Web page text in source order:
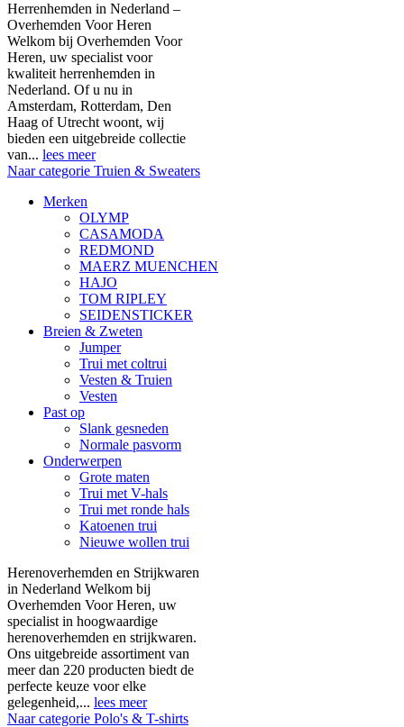
Herrenhemden in Nederland –
Overhemden Voor Heren
Welkom bij Overhemden Voor
Heren, uw specialist voor
kwaliteit herrenhemden in
Nederland. Of u nu in
Amsterdam, Rotterdam, Den
Haag of Utrecht woont, wij
bieden een uitgebreide collectie
van... lees meer
Naar categorie Truien & Sweaters
Merken
OLYMP
CASAMODA
REDMOND
MAERZ MUENCHEN
HAJO
TOM RIPLEY
SEIDENSTICKER
Breien & Zweten
Jumper
Trui met coltrui
Vesten & Truien
Vesten
Past op
Slank gesneden
Normale pasvorm
Onderwerpen
Grote maten
Trui met V-hals
Trui met ronde hals
Katoenen trui
Nieuwe wollen trui
Herenoverhemden en Strijkwaren
in Nederland Welkom bij
Overhemden Voor Heren, uw
specialist in hoogwaardige
herenoverhemden en strijkwaren.
Ons uitgebreide assortiment van
meer dan 220 producten biedt de
perfecte keuze voor elke
gelegenheid,... lees meer
Naar categorie Polo's & T-shirts